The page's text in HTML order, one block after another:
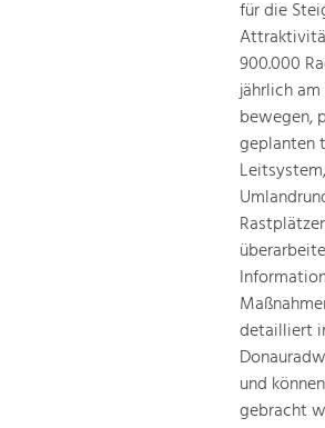
für die
900.000
jährlich
bewegen,
geplanten
detailliert
und
gebracht